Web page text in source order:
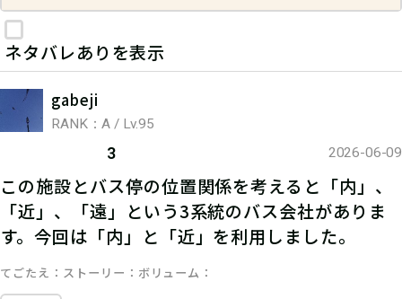
ネタバレありを表示
gabeji
RANK：A / Lv.95
3 2026-06-09
この施設とバス停の位置関係を考えると「内」、
「近」、「遠」という3系統のバス会社がありま
す。今回は「内」と「近」を利用しました。
てごたえ ストーリー ボリューム